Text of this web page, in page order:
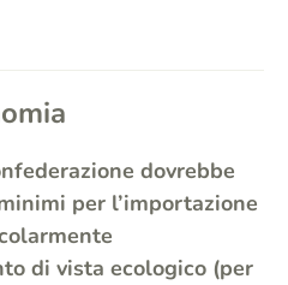
dovrebbe
per l’importazione
di vista ecologico (per